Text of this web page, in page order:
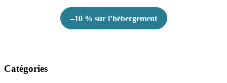
–10 % sur l’hébergement
Catégories